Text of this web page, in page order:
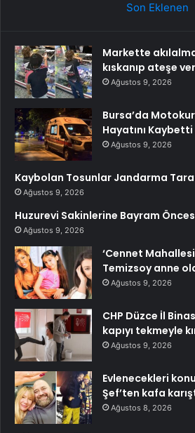
Son Eklenen
Markette
kıskanıp ateşe
Ağustos 9, 2026
Bursa’da
Hayatını Kaybetti
Ağustos 9, 2026
Kaybolan Tosunlar Jandarma
Ağustos 9, 2026
Huzurevi Sakinlerine Bayram
Ağustos 9, 2026
‘Cennet
Temizsoy anne
Ağustos 9, 2026
CHP Düzce İl
kapıyı tekmeyle
Ağustos 9, 2026
Evlenecekleri
Şef’ten kafa
Ağustos 8, 2026